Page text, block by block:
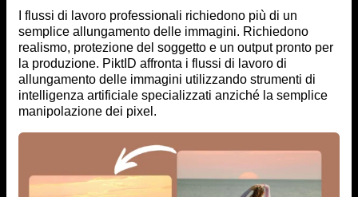
I flussi di lavoro professionali richiedono più di un
semplice allungamento delle immagini. Richiedono
realismo, protezione del soggetto e un output pronto per
la produzione. PiktID affronta i flussi di lavoro di
allungamento delle immagini utilizzando strumenti di
intelligenza artificiale specializzati anziché la semplice
manipolazione dei pixel.